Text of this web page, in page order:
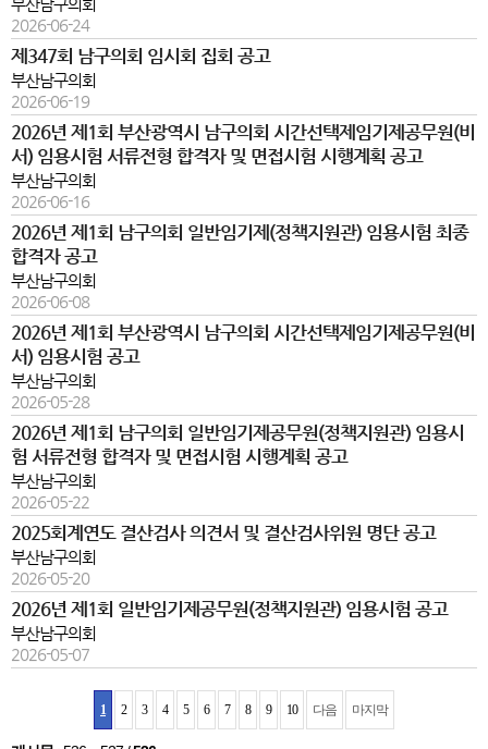
부산남구의회
2026-06-24
제347회 남구의회 임시회 집회 공고
부산남구의회
2026-06-19
2026년 제1회 부산광역시 남구의회 시간선택제임기제공무원(비
서) 임용시험 서류전형 합격자 및 면접시험 시행계획 공고
부산남구의회
2026-06-16
2026년 제1회 남구의회 일반임기제(정책지원관) 임용시험 최종
합격자 공고
부산남구의회
2026-06-08
2026년 제1회 부산광역시 남구의회 시간선택제임기제공무원(비
서) 임용시험 공고
부산남구의회
2026-05-28
2026년 제1회 남구의회 일반임기제공무원(정책지원관) 임용시
험 서류전형 합격자 및 면접시험 시행계획 공고
부산남구의회
2026-05-22
2025회계연도 결산검사 의견서 및 결산검사위원 명단 공고
부산남구의회
2026-05-20
2026년 제1회 일반임기제공무원(정책지원관) 임용시험 공고
부산남구의회
2026-05-07
1 2 3 4 5 6 7 8 9 10 다음 마지막